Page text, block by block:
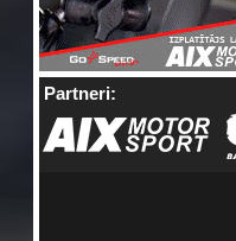
Partneri: